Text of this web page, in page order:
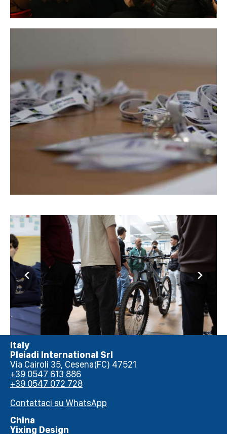
Italy
Pleiadi International Srl
Via Cairoli 35, Cesena(FC) 47521
+39 0547 613 886
+39 0547 072 728
Contattaci su WhatsApp
China
Yixing Design